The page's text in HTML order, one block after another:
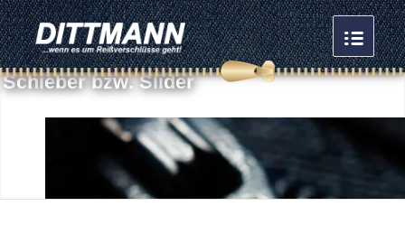
Schieber bzw. Slider